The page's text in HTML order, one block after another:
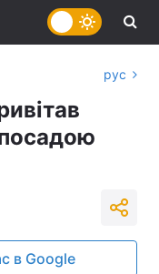
рус
посадою
в Google